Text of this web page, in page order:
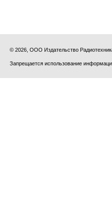
© 2026, ООО Издательство
Запрещается использование